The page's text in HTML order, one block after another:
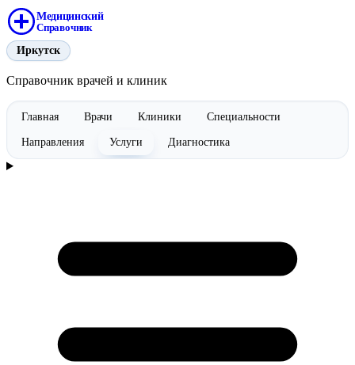
Медицинский
Справочник
Иркутск
Справочник врачей и клиник
Главная Врачи Клиники Специальности
Направления Услуги Диагностика